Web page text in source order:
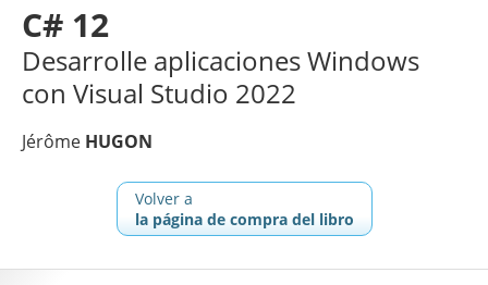
C# 12
Desarrolle aplicaciones Windows
con Visual Studio 2022
Jérôme HUGON
Volver a
la página de compra del libro